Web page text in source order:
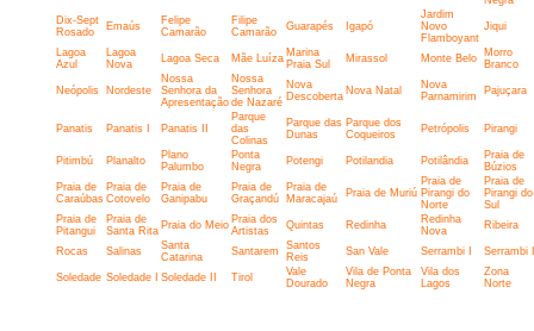
Dix-Sept
Rosado
Emaús
Felipe
Camarão
Filipe
Camarão
Guarapés Igapó
Jardim
Novo
Flamboyant
Jiqui
Lagoa
Azul
Lagoa
Nova
Lagoa Seca Mãe Luíza Marina
Praia Sul
Mirassol Monte Belo
Morro
Branco
Neópolis Nordeste
Nossa
Senhora da
Apresentação
Nossa
Senhora
de Nazaré
Nova
Descoberta Nova Natal
Nova
Parnamirim
Pajuçara
Panatis Panatis I Panatis II
Parque
das
Colinas
Parque das
Dunas
Parque dos
Coqueiros
Petrópolis Pirangi
Pitimbú Planalto
Plano
Palumbo
Ponta
Negra
Potengi Potilandia Potilândia
Praia de
Búzios
Praia de
Caraúbas
Praia de
Cotovelo
Praia de
Ganipabu
Praia de
Graçandú
Praia de
Maracajaú
Praia de Muriú
Praia de
Pirangi do
Norte
Praia de
Pirangi do
Sul
Praia de
Pitangui
Praia de
Santa Rita Praia do Meio Praia dos
Artistas
Quintas Redinha
Redinha
Nova
Ribeira
Rocas Salinas
Santa
Catarina
Santarem
Santos
Reis
San Vale Serrambi I Serrambi
Soledade Soledade I Soledade II Tirol
Vale
Dourado
Vila de Ponta
Negra
Vila dos
Lagos
Zona
Norte